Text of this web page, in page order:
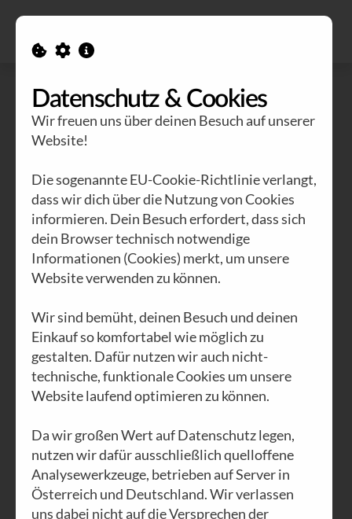
Heini
Staudinger
Seit fast 20 Jahren ist er der
Impulsgeber des Magazins.
Mit philosophisch-
gesellschaftskritischen
Datenschutz & Cookies
Wir freuen uns über deinen Besuch auf unserer
Website!
Die sogenannte EU-Cookie-Richtlinie verlangt,
dass wir dich über die Nutzung von Cookies
informieren. Dein Besuch erfordert, dass sich
dein Browser technisch notwendige
Informationen (Cookies) merkt, um unsere
Website verwenden zu können.
Wir sind bemüht, deinen Besuch und deinen
Einkauf so komfortabel wie möglich zu
gestalten. Dafür nutzen wir auch nicht-
technische, funktionale Cookies um unsere
Website laufend optimieren zu können.
Da wir großen Wert auf Datenschutz legen,
nutzen wir dafür ausschließlich quelloffene
Analysewerkzeuge, betrieben auf Server in
Österreich und Deutschland. Wir verlassen
uns dabei nicht auf die Versprechen der